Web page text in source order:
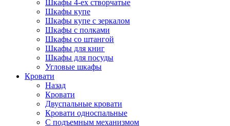
Шкафы 4-ех створчатые
Шкафы купе
Шкафы купе с зеркалом
Шкафы с полками
Шкафы со штангой
Шкафы для книг
Шкафы для посуды
Угловые шкафы
Кровати
Назад
Кровати
Двуспальные кровати
Кровати односпальные
С подъемным механизмом